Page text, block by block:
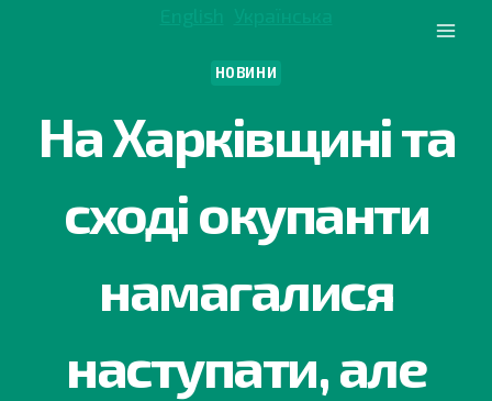
НОВИНИ
На Харківщині та
сході окупанти
намагалися
наступати, але